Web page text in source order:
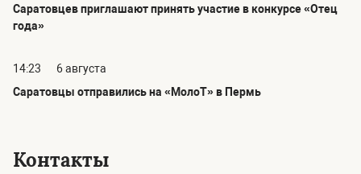
Саратовцев приглашают принять участие в конкурсе «Отец
года»
14:23
6 августа
Саратовцы отправились на «МолоТ» в Пермь
Контакты